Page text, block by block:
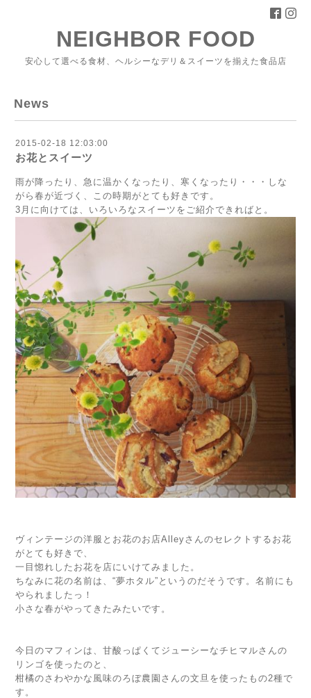
NEIGHBOR FOOD
安心して選べる食材、ヘルシーなデリ＆スイーツを揃えた食品店
News
2015-02-18 12:03:00
お花とスイーツ
雨が降ったり、急に温かくなったり、寒くなったり・・・しな
がら春が近づく、この時期がとても好きです。
3月に向けては、いろいろなスイーツをご紹介できればと。
ヴィンテージの洋服とお花のお店Alleyさんのセレクトするお花
がとても好きで、
一目惚れしたお花を店にいけてみました。
ちなみに花の名前は、“夢ホタル”というのだそうです。名前にも
やられましたっ！
小さな春がやってきたみたいです。
今日のマフィンは、甘酸っぱくてジューシーなチヒマルさんの
リンゴを使ったのと、
柑橘のさわやかな風味のろぼ農園さんの文旦を使ったもの2種で
す。